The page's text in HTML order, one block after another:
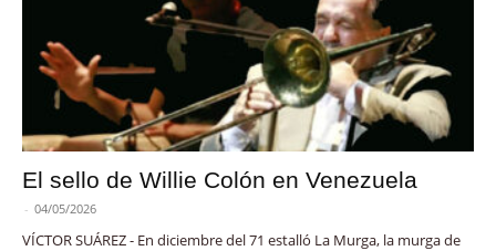
El sello de Willie Colón en Venezuela
- 04/05/2026
VÍCTOR SUÁREZ - En diciembre del 71 estalló La Murga, la murga de